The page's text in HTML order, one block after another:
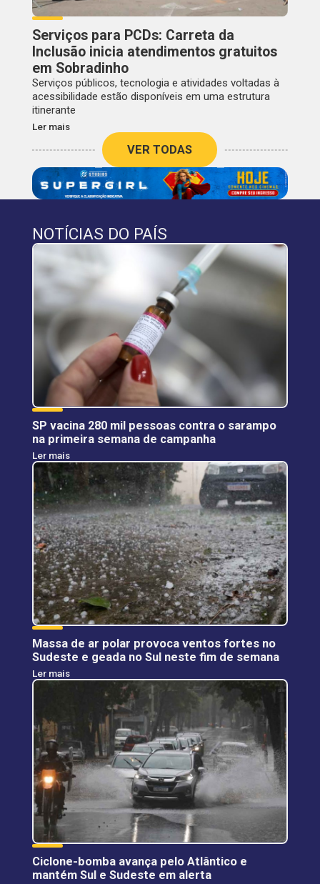
Serviços para PCDs: Carreta da
Inclusão inicia atendimentos gratuitos
em Sobradinho
Serviços públicos, tecnologia e atividades voltadas à
acessibilidade estão disponíveis em uma estrutura
itinerante
Ler mais
VER TODAS
NOTÍCIAS DO PAÍS
SP vacina 280 mil pessoas contra o sarampo
na primeira semana de campanha
Ler mais
Massa de ar polar provoca ventos fortes no
Sudeste e geada no Sul neste fim de semana
Ler mais
Ciclone-bomba avança pelo Atlântico e
mantém Sul e Sudeste em alerta